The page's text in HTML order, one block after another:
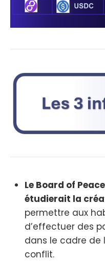
Le Board of
étudierait la
permettre aux
d’effectuer des
dans le cadre de
conflit.